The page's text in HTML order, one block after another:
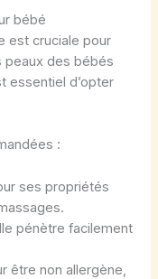
bébé
est cruciale pour
peaux des bébés
essentiel d’opter
:
ses propriétés
pénètre facilement
être non allergène,